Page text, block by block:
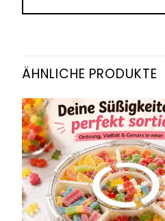
ÄHNLICHE PRODUKTE